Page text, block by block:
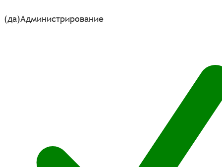
(да)Администрирование